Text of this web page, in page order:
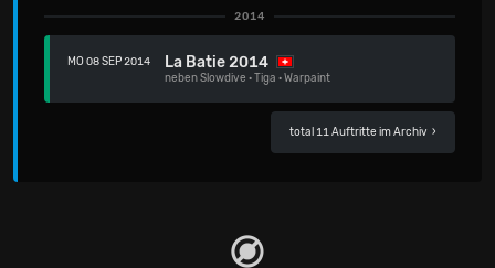
2014
MO 08 SEP 2014 La Batie 2014
nebenSlowdive ·Tiga ·Warpaint
total 11 Auftritte im Archiv ›